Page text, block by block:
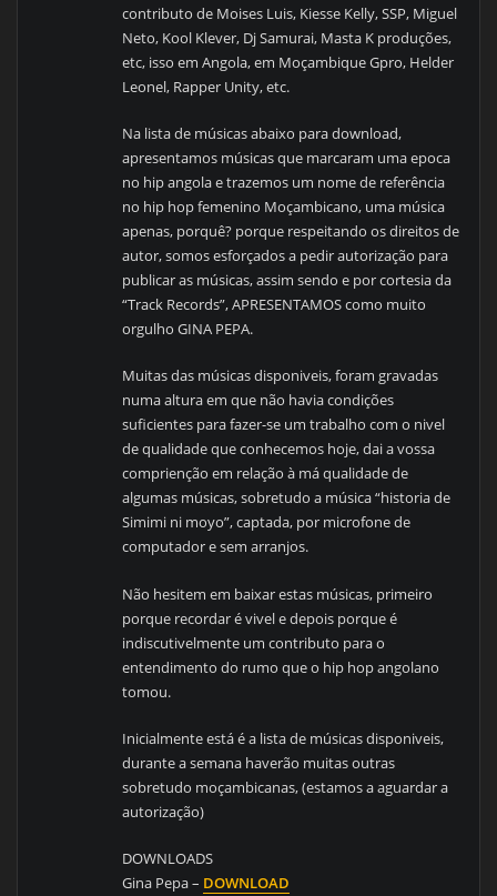
contributo de Moises Luis, Kiesse Kelly, SSP, Miguel
Neto, Kool Klever, Dj Samurai, Masta K produções,
etc, isso em Angola, em Moçambique Gpro, Helder
Leonel, Rapper Unity, etc.
Na lista de músicas abaixo para download,
apresentamos músicas que marcaram uma epoca
no hip angola e trazemos um nome de referência
no hip hop femenino Moçambicano, uma música
apenas, porquê? porque respeitando os direitos de
autor, somos esforçados a pedir autorização para
publicar as músicas, assim sendo e por cortesia da
“Track Records”, APRESENTAMOS como muito
orgulho GINA PEPA.
Muitas das músicas disponiveis, foram gravadas
numa altura em que não havia condições
suficientes para fazer-se um trabalho com o nivel
de qualidade que conhecemos hoje, dai a vossa
comprienção em relação à má qualidade de
algumas músicas, sobretudo a música “historia de
Simimi ni moyo”, captada, por microfone de
computador e sem arranjos.
Não hesitem em baixar estas músicas, primeiro
porque recordar é vivel e depois porque é
indiscutivelmente um contributo para o
entendimento do rumo que o hip hop angolano
tomou.
Inicialmente está é a lista de músicas disponiveis,
durante a semana haverão muitas outras
sobretudo moçambicanas, (estamos a aguardar a
autorização)
DOWNLOADS
Gina Pepa – DOWNLOAD